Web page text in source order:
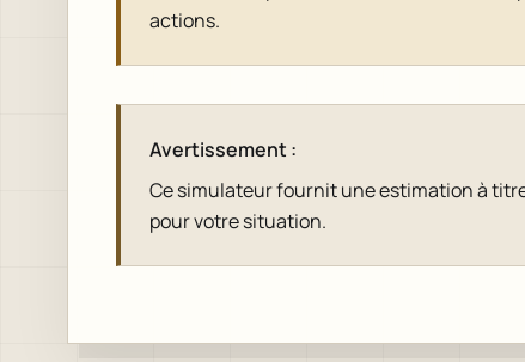
actions.
Avertissement :
Ce simulateur fournit une estimation à
pour votre situation.